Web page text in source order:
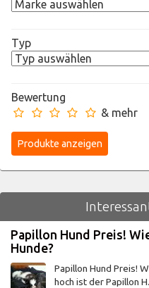
Typ
Bewertung
& mehr
Papillon Hund Preis!
Hunde?
Papillon Hund Preis!
hoch ist der Papillon